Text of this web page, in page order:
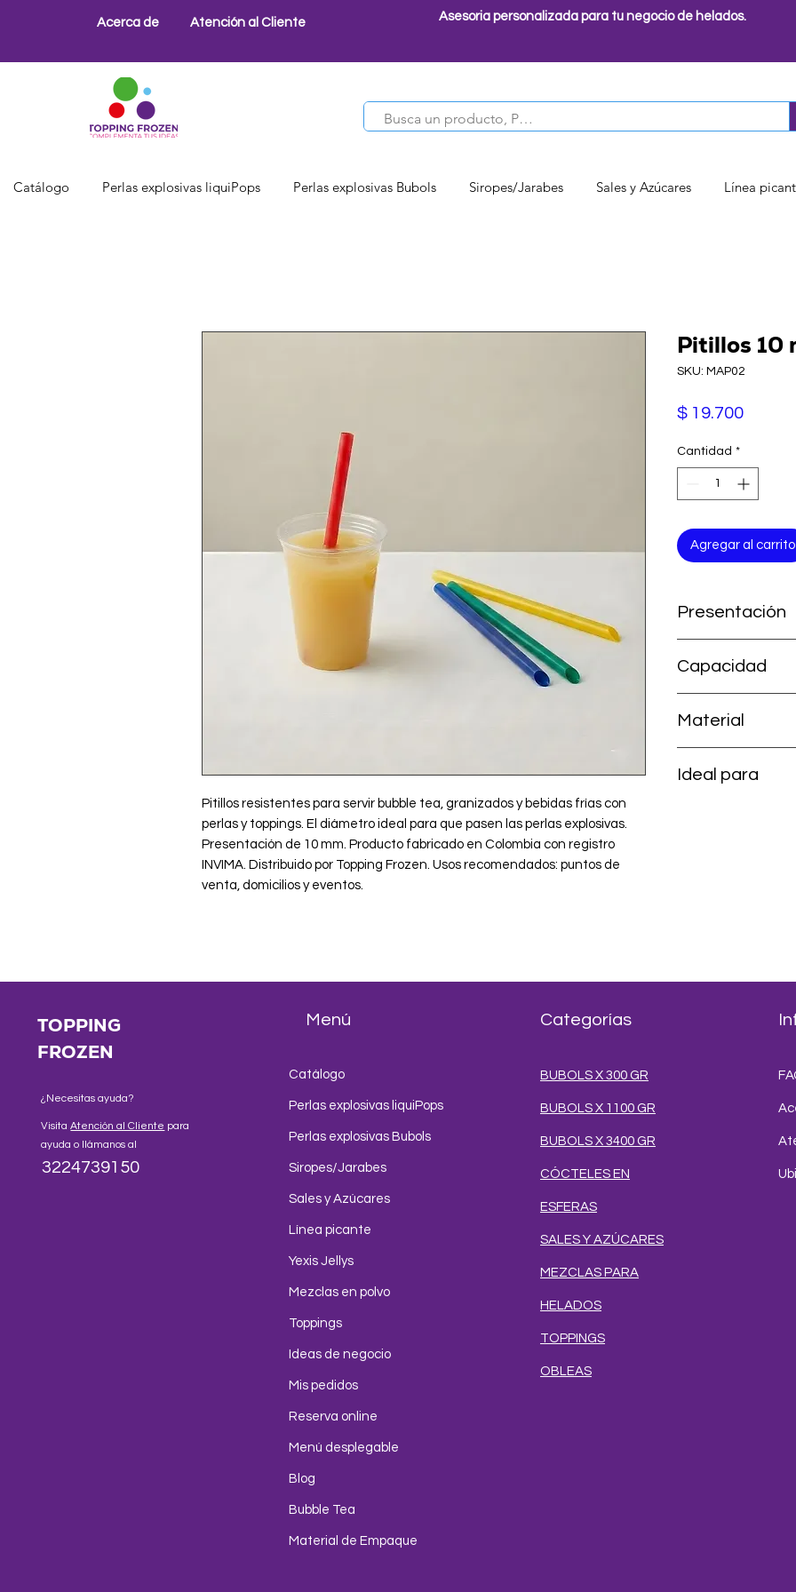
Acerca de Atención al Cliente Asesoria personalizada para tu negocio de helados.
Catálogo Perlas explosivas liquiPops Perlas explosivas Bubols Siropes/Jarabes Sales y Azúcares Línea
Pitillos resistentes para servir bubble tea, granizados y bebidas frías con
perlas y toppings. El diámetro ideal para que pasen las perlas explosivas.
Presentación de 10 mm. Producto fabricado en Colombia con registro
INVIMA. Distribuido por Topping Frozen. Usos recomendados: puntos de
venta, domicilios y eventos.
Pitillos 10
SKU: MAP02
$ 19.700Precio
Cantidad *
Agregar al carrito
Presentación
Capacidad
Material
Ideal para
TOPPING
FROZEN
¿Necesitas ayuda?
VisitaAtención al Cliente para
ayuda o llámanos al
3224739150
Menú
Catálogo
Perlas explosivas liquiPops
Perlas explosivas Bubols
Siropes/Jarabes
Sales y Azúcares
Línea picante
Yexis Jellys
Mezclas en polvo
Toppings
Ideas de negocio
Mis pedidos
Reserva online
Menú desplegable
Blog
Bubble Tea
Material de Empaque
Categorías
BUBOLS X 300 GR
BUBOLS X 1100 GR
BUBOLS X 3400 GR
CÓCTELES EN
ESFERAS
SALES Y AZÚCARES
MEZCLAS PARA
HELADOS
TOPPINGS
OBLEAS